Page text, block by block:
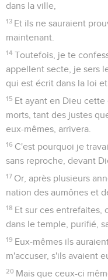
dans la ville,
13 Et ils ne sauraient
maintenant.
14 Toutefois, je te
appellent secte, je sers
qui est écrit dans la loi
15 Et ayant en Dieu
morts, tant des justes
eux-mêmes, arrivera.
16 C'est pourquoi je
sans reproche, devant
17 Or, après plusieurs
nation des aumônes et
18 Et sur ces entrefaites,
dans le temple, purifié,
19 Eux-mêmes ils
m'accuser, s'ils avaient
20 Mais que ceux-ci